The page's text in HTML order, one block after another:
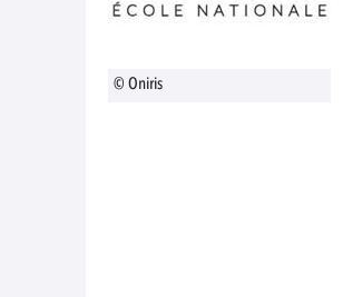
© Oniris